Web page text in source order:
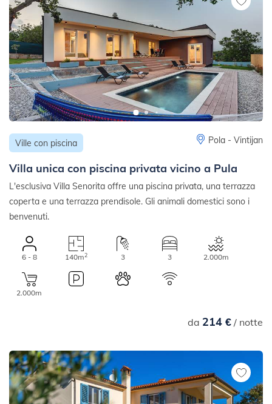
Ville con piscina Pola - Vintijan
Villa unica con piscina privata vicino a Pula
L'esclusiva Villa Senorita offre una piscina privata, una terrazza
coperta e una terrazza prendisole. Gli animali domestici sono i
benvenuti.
6 - 8 140m2 3 3 2.000m
2.000m
da 214 €/ notte